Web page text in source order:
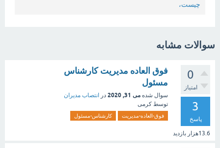
چیست،
سوالات مشابه
0
امتیاز
3
پاسخ
13.6هزار بازدید
فوق العاده مدیریت کارشناس
مسئول
سوال شده می 31, 2020 در
انتصاب مدیران
توسط کرمی
فوق-العاده-مدیریت کارشناس-مسئول